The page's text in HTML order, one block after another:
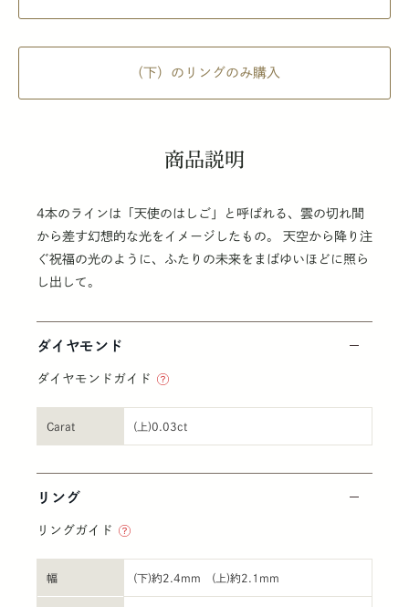
（下）のリングのみ購入
商品説明
4本のラインは「天使のはしご」と呼ばれる、雲の切れ間
から差す幻想的な光をイメージしたもの。 天空から降り注
ぐ祝福の光のように、ふたりの未来をまばゆいほどに照ら
し出して。
ダイヤモンド
ダイヤモンドガイド
Carat (上)0.03ct
リング
リングガイド
幅 (下)約2.4mm (上)約2.1mm